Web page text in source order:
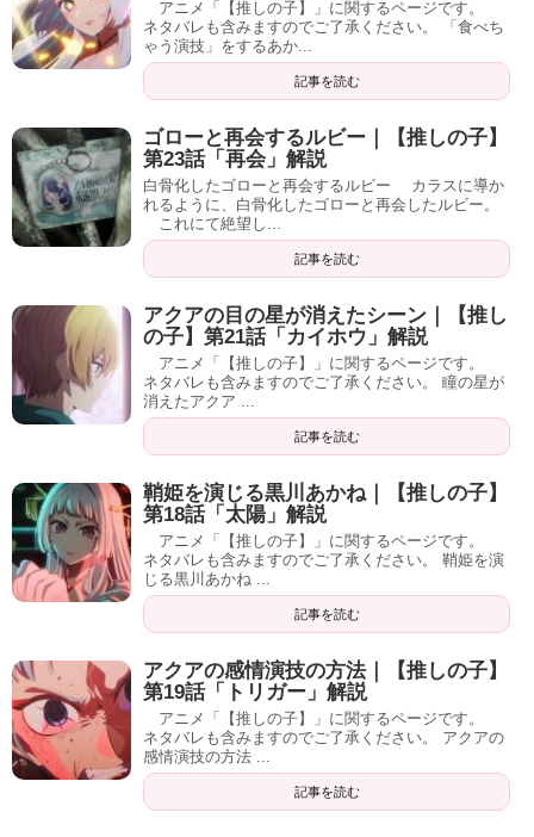
アニメ「【推しの子】」に関するページです。
ネタバレも含みますのでご了承ください。 「食べち
ゃう演技」をするあか...
記事を読む
ゴローと再会するルビー｜【推しの子】
第23話「再会」解説
白骨化したゴローと再会するルビー カラスに導か
れるように、白骨化したゴローと再会したルビー。
これにて絶望し...
記事を読む
アクアの目の星が消えたシーン｜【推し
の子】第21話「カイホウ」解説
アニメ「【推しの子】」に関するページです。
ネタバレも含みますのでご了承ください。 瞳の星が
消えたアクア ...
記事を読む
鞘姫を演じる黒川あかね｜【推しの子】
第18話「太陽」解説
アニメ「【推しの子】」に関するページです。
ネタバレも含みますのでご了承ください。 鞘姫を演
じる黒川あかね ...
記事を読む
アクアの感情演技の方法｜【推しの子】
第19話「トリガー」解説
アニメ「【推しの子】」に関するページです。
ネタバレも含みますのでご了承ください。 アクアの
感情演技の方法 ...
記事を読む